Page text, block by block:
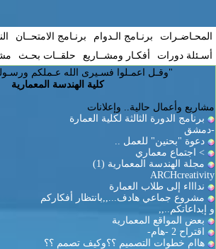
المحـاضـرات برنـامج الـدوام برنـامج الامتحــان
أسـئلة دورات
أفكـار ومشــاريع حلقــات بحـث
"وقـل اعمـلوا فسـيرى الله عـملكم
كلية الهندسة المعمارية
مشاريع وأعمال حالية.. وإعلانات
برنامج الدورة الثالثة لكلية العمارة
-دمشق
دعوة "بحنين" للعمل ..
> اجتماع معماري
مجلة الهندسة المعمارية (1)
ARCHcreativity
نداااء إلى طلاب العمارة
مشروع جماعي هادف...,,بانتظار أفكاركم
و إبداعاتكم..,,
بعض المواقع المعمارية
اقتراح 2 -هام-
هاام خطوات التصميم ؟؟وكيف تصمم ؟؟